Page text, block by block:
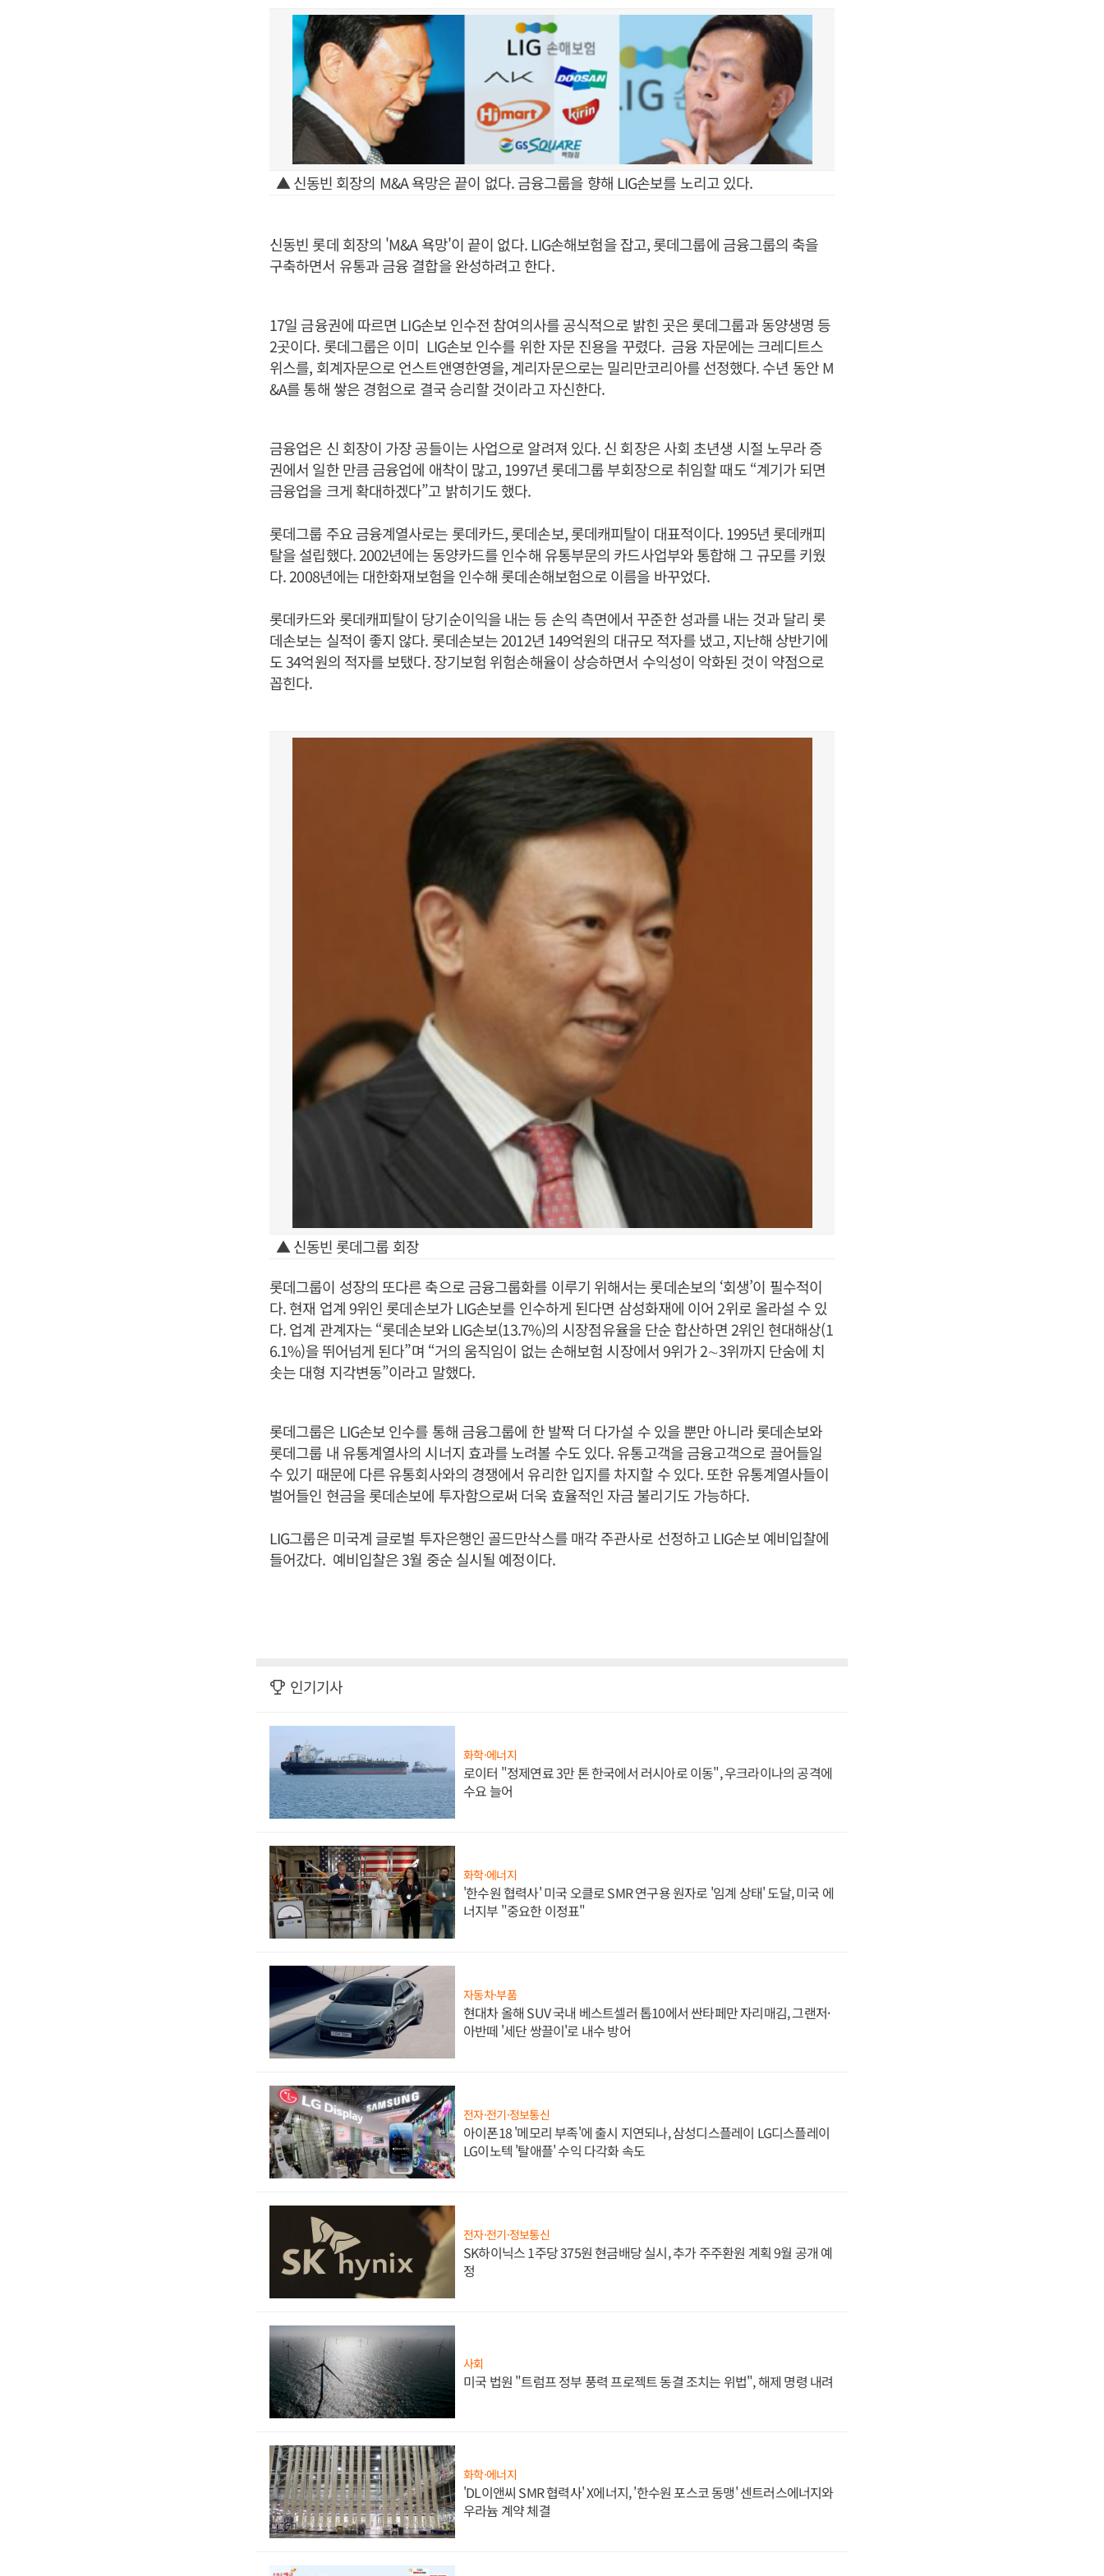
▲ 신동빈 회장의 M&A 욕망은 끝이 없다. 금융그룹을 향해 LIG손보를 노리고 있다.
신동빈 롯데 회장의 'M&A 욕망'이 끝이 없다. LIG손해보험을 잡고, 롯데그룹에 금융그룹의 축을
구축하면서 유통과 금융 결합을 완성하려고 한다.
17일 금융권에 따르면 LIG손보 인수전 참여의사를 공식적으로 밝힌 곳은 롯데그룹과 동양생명 등
2곳이다. 롯데그룹은 이미 LIG손보 인수를 위한 자문 진용을 꾸렸다. 금융 자문에는 크레디트스
위스를, 회계자문으로 언스트앤영한영을, 계리자문으로는 밀리만코리아를 선정했다. 수년 동안 M
&A를 통해 쌓은 경험으로 결국 승리할 것이라고 자신한다.
금융업은 신 회장이 가장 공들이는 사업으로 알려져 있다. 신 회장은 사회 초년생 시절 노무라 증
권에서 일한 만큼 금융업에 애착이 많고, 1997년 롯데그룹 부회장으로 취임할 때도 “계기가 되면
금융업을 크게 확대하겠다”고 밝히기도 했다.
롯데그룹 주요 금융계열사로는 롯데카드, 롯데손보, 롯데캐피탈이 대표적이다. 1995년 롯데캐피
탈을 설립했다. 2002년에는 동양카드를 인수해 유통부문의 카드사업부와 통합해 그 규모를 키웠
다. 2008년에는 대한화재보험을 인수해 롯데손해보험으로 이름을 바꾸었다.
롯데카드와 롯데캐피탈이 당기순이익을 내는 등 손익 측면에서 꾸준한 성과를 내는 것과 달리 롯
데손보는 실적이 좋지 않다. 롯데손보는 2012년 149억원의 대규모 적자를 냈고, 지난해 상반기에
도 34억원의 적자를 보탰다. 장기보험 위험손해율이 상승하면서 수익성이 악화된 것이 약점으로
꼽힌다.
▲ 신동빈 롯데그룹 회장
롯데그룹이 성장의 또다른 축으로 금융그룹화를 이루기 위해서는 롯데손보의 ‘회생’이 필수적이
다. 현재 업계 9위인 롯데손보가 LIG손보를 인수하게 된다면 삼성화재에 이어 2위로 올라설 수 있
다. 업계 관계자는 “롯데손보와 LIG손보(13.7%)의 시장점유율을 단순 합산하면 2위인 현대해상(1
6.1%)을 뛰어넘게 된다”며 “거의 움직임이 없는 손해보험 시장에서 9위가 2∼3위까지 단숨에 치
솟는 대형 지각변동”이라고 말했다.
롯데그룹은 LIG손보 인수를 통해 금융그룹에 한 발짝 더 다가설 수 있을 뿐만 아니라 롯데손보와
롯데그룹 내 유통계열사의 시너지 효과를 노려볼 수도 있다. 유통고객을 금융고객으로 끌어들일
수 있기 때문에 다른 유통회사와의 경쟁에서 유리한 입지를 차지할 수 있다. 또한 유통계열사들이
벌어들인 현금을 롯데손보에 투자함으로써 더욱 효율적인 자금 불리기도 가능하다.
LIG그룹은 미국계 글로벌 투자은행인 골드만삭스를 매각 주관사로 선정하고 LIG손보 예비입찰에
들어갔다. 예비입찰은 3월 중순 실시될 예정이다.
인기기사
화학·에너지
로이터 "정제연료 3만 톤 한국에서 러시아로 이동", 우크라이나의 공격에
수요 늘어
화학·에너지
'한수원 협력사' 미국 오클로 SMR 연구용 원자로 '임계 상태' 도달, 미국 에
너지부 "중요한 이정표"
자동차·부품
현대차 올해 SUV 국내 베스트셀러 톱10에서 싼타페만 자리매김, 그랜저·
아반떼 '세단 쌍끌이'로 내수 방어
전자·전기·정보통신
아이폰18 '메모리 부족'에 출시 지연되나, 삼성디스플레이 LG디스플레이
LG이노텍 '탈애플' 수익 다각화 속도
전자·전기·정보통신
SK하이닉스 1주당 375원 현금배당 실시, 추가 주주환원 계획 9월 공개 예
정
사회
미국 법원 "트럼프 정부 풍력 프로젝트 동결 조치는 위법", 해제 명령 내려
화학·에너지
'DL이앤씨 SMR 협력사' X에너지, '한수원 포스코 동맹' 센트러스에너지와
우라늄 계약 체결